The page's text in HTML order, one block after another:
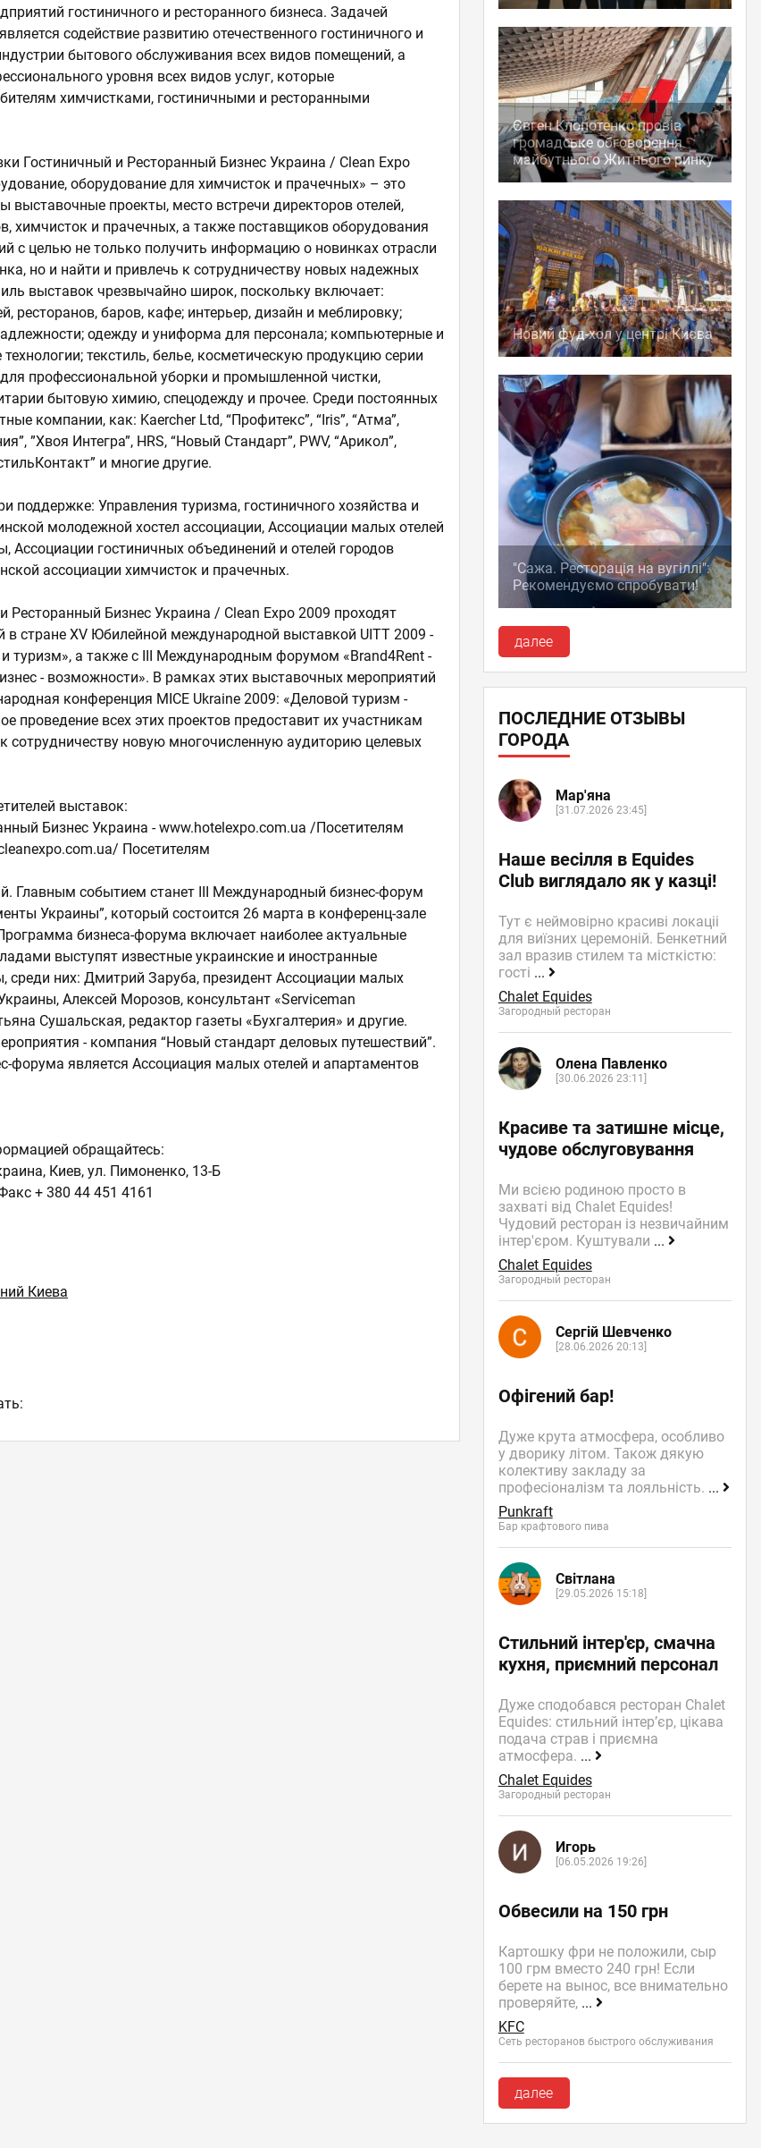
гостиничного и ресторанного бизнеса. Задачей
содействие развитию отечественного гостиничного и
бытового обслуживания всех видов помещений, а
уровня всех видов услуг, которые
химчистками, гостиничными и ресторанными
Гостиничный и Ресторанный Бизнес Украина / Clean Expo
оборудование для химчисток и прачечных» – это
выставочные проекты, место встречи директоров отелей,
химчисток и прачечных, а также поставщиков оборудования
с целью не только получить информацию о новинках отрасли
но и найти и привлечь к сотрудничеству новых надежных
выставок чрезвычайно широк, поскольку включает:
ресторанов, баров, кафе; интерьер, дизайн и меблировку;
одежду и униформа для персонала; компьютерные и
текстиль, белье, косметическую продукцию серии
профессиональной уборки и промышленной чистки,
бытовую химию, спецодежду и прочее. Среди постоянных
компании, как: Kaercher Ltd, “Профитекс”, “Iris”, “Атма”,
”Хвоя Интегра”, HRS, “Новый Стандарт”, PWV, “Арикол”,
и многие другие.
поддержке: Управления туризма, гостиничного хозяйства и
молодежной хостел ассоциации, Ассоциации малых отелей
Ассоциации гостиничных объединений и отелей городов
ассоциации химчисток и прачечных.
Ресторанный Бизнес Украина / Clean Expo 2009 проходят
в стране XV Юбилейной международной выставкой UITT 2009 -
и туризм», а также с III Международным форумом «Brand4Rent -
- возможности». В рамках этих выставочных мероприятий
конференция MICE Ukraine 2009: «Деловой туризм -
проведение всех этих проектов предоставит их участникам
сотрудничеству новую многочисленную аудиторию целевых
выставок:
Бизнес Украина - www.hotelexpo.com.ua /Посетителям
Посетителям
Главным событием станет ІІІ Международный бизнес-форум
Украины”, который состоится 26 марта в конференц-зале
бизнеса-форума включает наиболее актуальные
выступят известные украинские и иностранные
среди них: Дмитрий Заруба, президент Ассоциации малых
Алексей Морозов, консультант «Serviceman
Сушальская, редактор газеты «Бухгалтерия» и другие.
- компания “Новый стандарт деловых путешествий”.
форума является Ассоциация малых отелей и апартаментов
обращайтесь:
Киев, ул. Пимоненко, 13-Б
+ 380 44 451 4161
Киева
Євген Клопотенко провів
громадське обговорення
майбутнього Житнього ринку
Новий фуд-хол у центрі Києва
"Сажа. Ресторація на вугіллі":
Рекомендуємо спробувати!
далее
ПОСЛЕДНИЕ ОТЗЫВЫ
ГОРОДА
Мар'яна
[31.07.2026 23:45]
Наше весілля в Equides
Club виглядало як у казці!
Тут є неймовірно красиві локаціі
для виїзних церемоній. Бенкетний
зал вразив стилем та місткістю:
гості ...
Chalet Equides
Загородный ресторан
Олена Павленко
[30.06.2026 23:11]
Красиве та затишне місце,
чудове обслуговування
Ми всією родиною просто в
захваті від Chalet Equides!
Чудовий ресторан із незвичайним
інтер'єром. Куштували ...
Chalet Equides
Загородный ресторан
Сергій Шевченко
[28.06.2026 20:13]
Офігений бар!
Дуже крута атмосфера, особливо
у дворику літом. Також дякую
колективу закладу за
професіоналізм та лояльність. ...
Punkraft
Бар крафтового пива
Світлана
[29.05.2026 15:18]
Стильний інтер'єр, смачна
кухня, приємний персонал
Дуже сподобався ресторан Chalet
Equides: стильний інтер’єр, цікава
подача страв і приємна
атмосфера. ...
Chalet Equides
Загородный ресторан
Игорь
[06.05.2026 19:26]
Обвесили на 150 грн
Картошку фри не положили, сыр
100 грм вместо 240 грн! Если
берете на вынос, все внимательно
проверяйте, ...
KFC
Сеть ресторанов быстрого обслуживания
далее